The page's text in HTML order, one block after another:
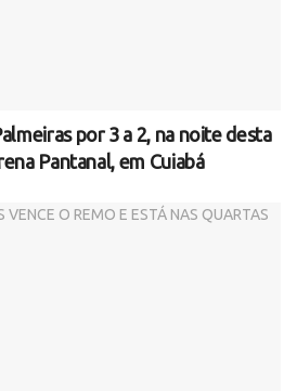
por 3 a 2, na noite desta
Pantanal, em Cuiabá